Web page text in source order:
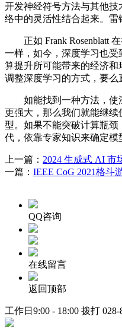
开发神经符号方法与其他技
络中的灵活性结合起来。雷
正如 Frank Rosenblatt 在
一样，如今，深度学习也
算提升所可能带来的经济
调整深度学习的方式，要么
如能找到一种方法，使
更强大，那么我们就能继
型。如果不能突破计算瓶
代，依靠专家知识来确定模
上一篇： 2024 生成式 AI 市
一篇： IEEE CoG 2021格斗
QQ咨询
在线留言
返回顶部
工作日9:00 - 18:00 拨打 028-